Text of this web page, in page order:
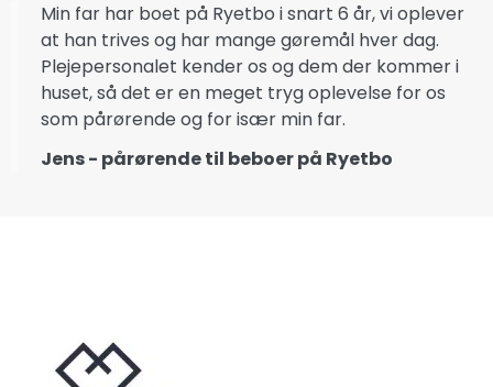
Min far har boet på Ryetbo i snart 6 år, vi oplever
at han trives og har mange gøremål hver dag.
Plejepersonalet kender os og dem der kommer i
huset, så det er en meget tryg oplevelse for os
som pårørende og for især min far.
Jens - pårørende til beboer på Ryetbo